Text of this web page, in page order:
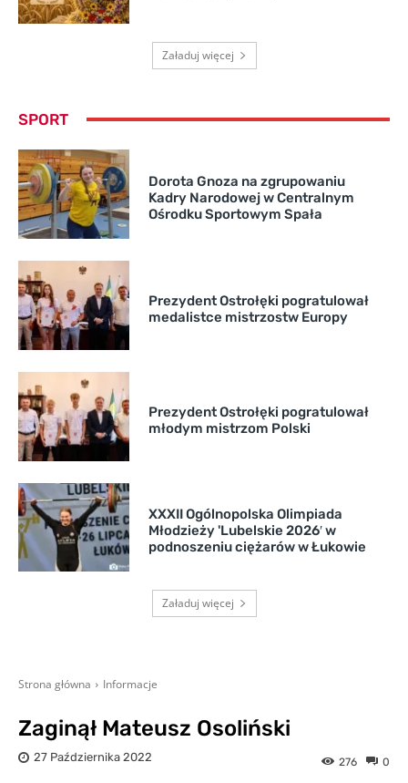
Załaduj więcej
SPORT
Dorota Gnoza na zgrupowaniu
Kadry Narodowej w Centralnym
Ośrodku Sportowym Spała
Prezydent Ostrołęki pogratulował
medalistce mistrzostw Europy
Prezydent Ostrołęki pogratulował
młodym mistrzom Polski
XXXII Ogólnopolska Olimpiada
Młodzieży 'Lubelskie 2026′ w
podnoszeniu ciężarów w Łukowie
Załaduj więcej